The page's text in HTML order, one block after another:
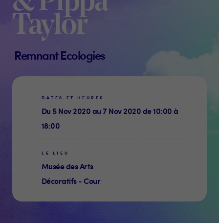
Taylor
Remnant Ecologies
DATES ET HEURES
Du 5 Nov 2020 au 7 Nov 2020 de 10:00 à
18:00
LE LIEU
Musée des Arts
Décoratifs - Cour